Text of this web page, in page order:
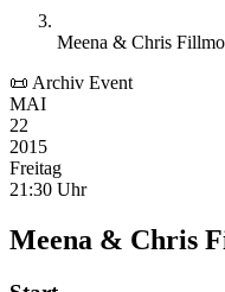
Meena & Chris
📜 Archiv Event
MAI
22
2015
Freitag
21:30 Uhr
Meena & Chris